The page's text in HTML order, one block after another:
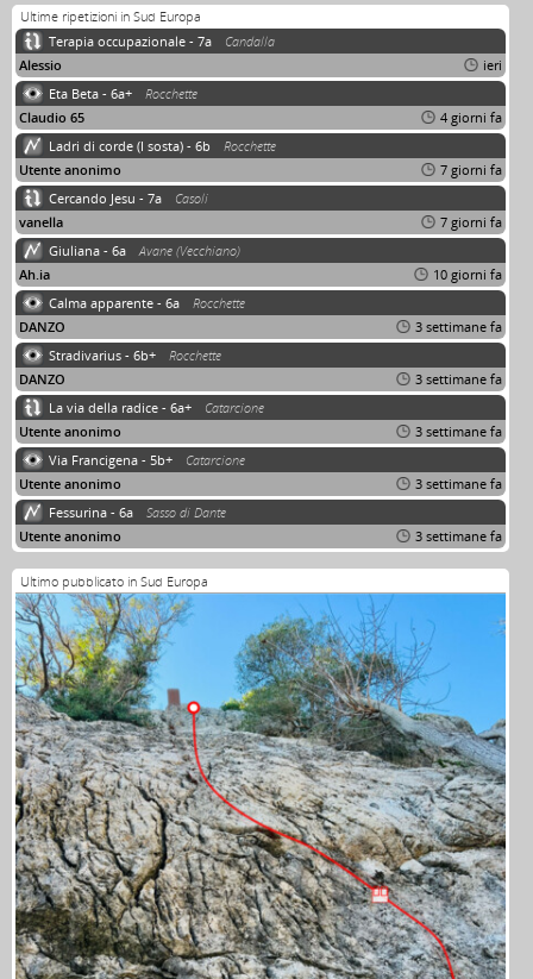
Ultime ripetizioni in Sud Europa
Terapia occupazionale - 7a
Candalla
Alessio
ieri
Eta Beta - 6a+
Rocchette
Claudio 65
4 giorni fa
Ladri di corde (I sosta) - 6b
Rocchette
Utente anonimo
7 giorni fa
Cercando Jesu - 7a
Casoli
vanella
7 giorni fa
Giuliana - 6a
Avane (Vecchiano)
Ah.ia
10 giorni fa
Calma apparente - 6a
Rocchette
DANZO
3 settimane fa
Stradivarius - 6b+
Rocchette
DANZO
3 settimane fa
La via della radice - 6a+
Catarcione
Utente anonimo
3 settimane fa
Via Francigena - 5b+
Catarcione
Utente anonimo
3 settimane fa
Fessurina - 6a
Sasso di Dante
Utente anonimo
3 settimane fa
Ultimo pubblicato in Sud Europa